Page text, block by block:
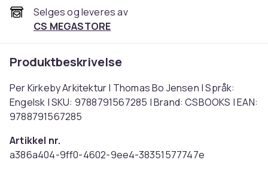
Selges og leveres av
CS MEGASTORE
Produktbeskrivelse
Per Kirkeby Arkitektur | Thomas Bo Jensen | Språk:
Engelsk | SKU: 9788791567285 | Brand: CSBOOKS | EAN:
9788791567285
Artikkel nr.
a386a404-9ff0-4602-9ee4-38351577747e